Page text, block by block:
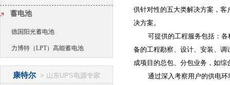
蓄电池
德国阳光蓄电池
力博特（LPT）高能蓄电池
供针对性的五大类解决方案，
决方案。
可提供的工程服务包括：
备的工程勘察、设计、安装、
成项目的总包、分包业务，如综
通过深入考察用户的供电
康特尔 > 山东UPS电源专家